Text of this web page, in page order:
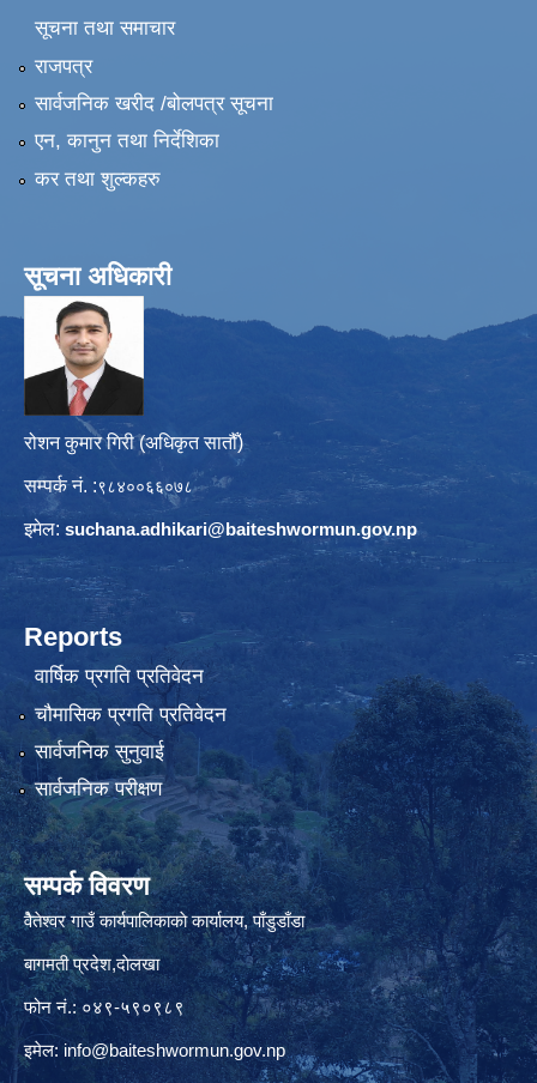
सूचना तथा समाचार
राजपत्र
सार्वजनिक खरीद /बोलपत्र सूचना
एन, कानुन तथा निर्देशिका
कर तथा शुल्कहरु
सूचना अधिकारी
रोशन कुमार गिरी (अधिकृत सातौँ)
सम्पर्क नं. :९८४००६६०७८
इमेल: suchana.adhikari@baiteshwormun.gov.np
Reports
वार्षिक प्रगति प्रतिवेदन
चौमासिक प्रगति प्रतिवेदन
सार्वजनिक सुनुवाई
सार्वजनिक परीक्षण
सम्पर्क विवरण
वैेतेश्वर गाउँ कार्यपालिकाकाे कार्यालय, पाँडुडाँडा
बागमती‌ प्रदेश,दाेलखा
फोन नं.: ०४९-५९०९८९
इमेल: info@baiteshwormun.gov.np